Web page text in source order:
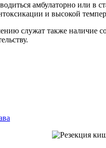
амбулаторно или в
и высокой
служат также наличие